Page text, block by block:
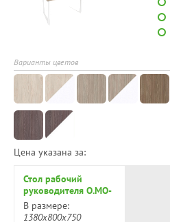
Варианты цветов
Цена указана за:
Стол рабочий
руководителя O.MO-
SRR-3.8
В размере:
1380х800х750